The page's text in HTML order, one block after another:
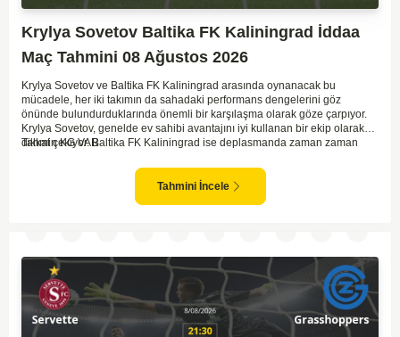
Krylya Sovetov Baltika FK Kaliningrad İddaa
Maç Tahmini 08 Ağustos 2026
Krylya Sovetov ve Baltika FK Kaliningrad arasında oynanacak bu
mücadele, her iki takımın da sahadaki performans dengelerini göz
önünde bulundurduklarında önemli bir karşılaşma olarak göze çarpıyor.
Krylya Sovetov, genelde ev sahibi avantajını iyi kullanan bir ekip olarak
dikkat çekiyor. Baltika FK Kaliningrad ise deplasmanda zaman zaman
ve seyirci desteğini arkasına alarak gol yollarında etkili olması, maçın
seyrini değiştirebilecek bir faktör olarak değerlendiriliyor. Bununla birlikte,
Baltika'nın savunma direncini kırabilmesi, maçı daha heyecanlı hale
Tahmin KG VAR
Tahmini İncele